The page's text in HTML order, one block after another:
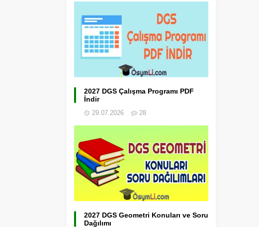
2027 DGS Çalışma Programı PDF
İndir
29.07.2026 28
2027 DGS Geometri Konuları ve Soru
Dağılımı